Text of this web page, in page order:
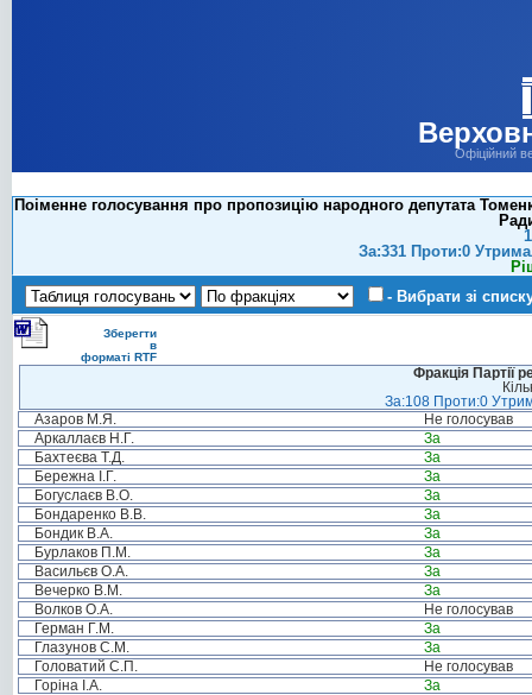
Офіційний
Поіменне голосування про пропозицію народного депутата
За:331 Проти:0
- Вибрати зі
Зберегти
в
форматі RTF
Фракція Партії
За:108 Проти:0
Азаров М.Я.
Не голосував
Аркаллаєв Н.Г.
За
Бахтеєва Т.Д.
За
Бережна І.Г.
За
Богуслаєв В.О.
За
Бондаренко В.В.
За
Бондик В.А.
За
Бурлаков П.М.
За
Васильєв О.А.
За
Вечерко В.М.
За
Волков О.А.
Не голосував
Герман Г.М.
За
Глазунов С.М.
За
Головатий С.П.
Не голосував
Горіна І.А.
За